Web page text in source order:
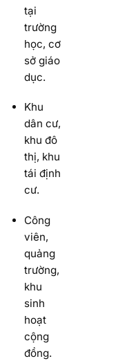
tại
trường
học, cơ
sở giáo
dục.
Khu
dân cư,
khu đô
thị, khu
tái định
cư.
Công
viên,
quảng
trường,
khu
sinh
hoạt
cộng
đồng.